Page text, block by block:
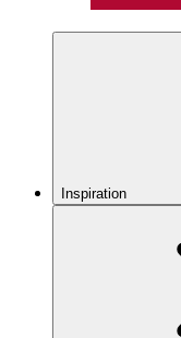
Inspiration